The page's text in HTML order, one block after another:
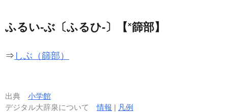
ふるい‐ぶ〔ふるひ‐〕【 ×篩部】
⇒ しぶ（篩部）
出典 小学館
デジタル大辞泉について情報 | 凡例